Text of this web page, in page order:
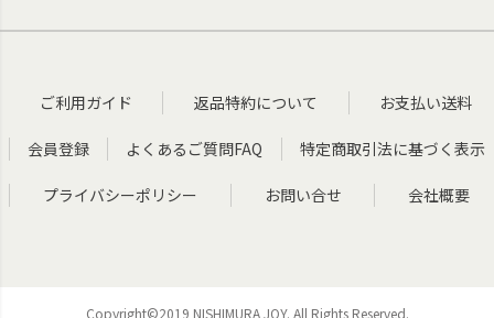
ご利用ガイド 返品特約について お支払い送料
会員登録 よくあるご質問FAQ 特定商取引法に基づく表示
プライバシーポリシー お問い合せ 会社概要
Copyright©2019 NISHIMURA JOY. All Rights Reserved.